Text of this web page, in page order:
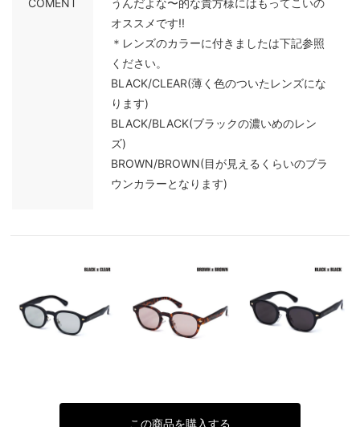
オススメです!!
＊レンズのカラーに付きましたは下記参照
ください。
BLACK/CLEAR(薄く色のついたレンズにな
ります)
BLACK/BLACK(ブラックの濃いめのレン
ズ)
BROWN/BROWN(目が見えるくらいのブラ
ウンカラーとなります)
この商品を購入する